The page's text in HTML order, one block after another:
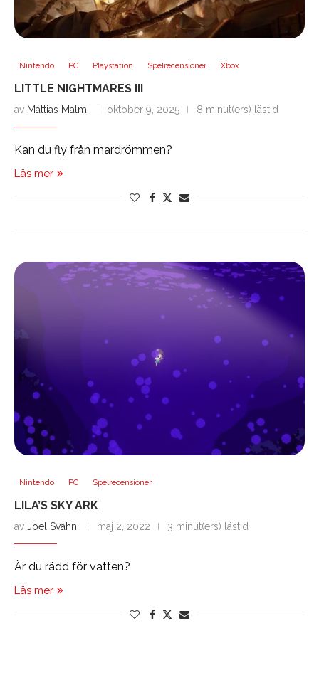
Nintendo PC Playstation Spelrecensioner Xbox
LITTLE NIGHTMARES III
av Mattias Malm oktober 9, 2025 8 minut(ers) lästid
Kan du fly från mardrömmen?
Läs mer
Nintendo PC Spelrecensioner
LILA’S SKY ARK
av Joel Svahn maj 2, 2022 3 minut(ers) lästid
Är du rädd för vatten?
Läs mer